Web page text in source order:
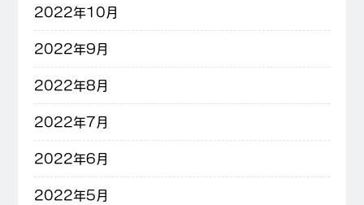
2022年10月
2022年9月
2022年8月
2022年7月
2022年6月
2022年5月